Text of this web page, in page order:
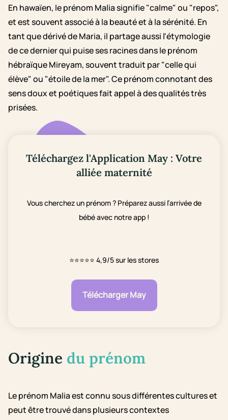
En hawaïen, le prénom Malia signifie "calme" ou "repos",
et est souvent associé à la beauté et à la sérénité. En
tant que dérivé de Maria, il partage aussi l'étymologie
de ce dernier qui puise ses racines dans le prénom
hébraïque Mireyam, souvent traduit par "celle qui
élève" ou "étoile de la mer". Ce prénom connotant des
sens doux et poétiques fait appel à des qualités très
prisées.
Téléchargez l'Application May : Votre
alliée maternité
Vous cherchez un prénom ? Préparez aussi l’arrivée de
bébé avec notre app !
⭐⭐⭐⭐⭐ 4,9/5 sur les stores
Télécharger May
Origine du prénom
Le prénom Malia est connu sous différentes cultures et
peut être trouvé dans plusieurs contextes